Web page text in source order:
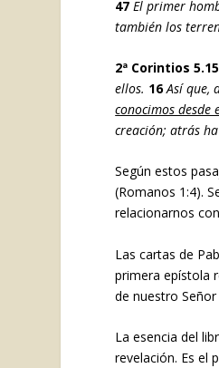
47 El primer
también los
2ª Corintios
ellos. 16Así que,
conocimos desde
creación; atrás
Según estos
(Romanos 1:4).
relacionarnos
Las cartas de
primera epístola
de nuestro
La esencia del
revelación. Es el